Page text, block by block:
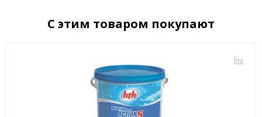
С этим товаром покупают